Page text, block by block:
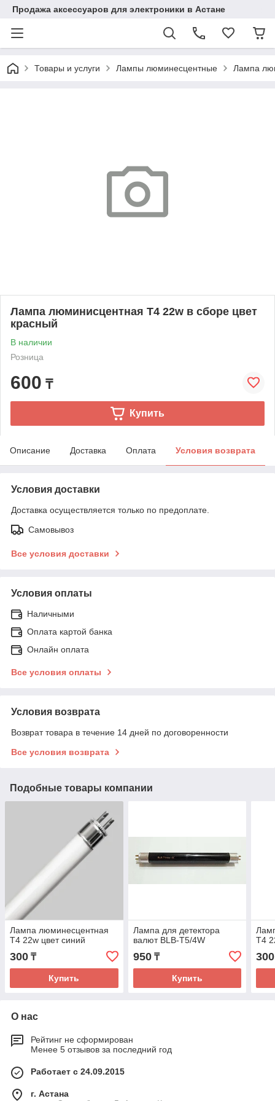
Продажа аксессуаров для электроники в Астане
Товары и услуги Лампы люминесцентные Лампа
Лампа люминисцентная T4 22w в сборе цвет
красный
В наличии
Розница
600 ₸
Купить
Описание Доставка Оплата Условия возврата
Условия доставки
Доставка осуществляется только по предоплате.
Самовывоз
Все условия доставки
Условия оплаты
Наличными
Оплата картой банка
Онлайн оплата
Все условия оплаты
Условия возврата
Возврат товара в течение 14 дней по договоренности
Все условия возврата
Подобные товары компании
Лампа люминесцентная
T4 22w цвет синий
300 ₸
Купить
Лампа для детектора
валют BLB-T5/4W
950₸
Купить
T4
300
О нас
Рейтинг не сформирован
Менее 5 отзывов за последний год
Работает с 24.09.2015
г. Астана